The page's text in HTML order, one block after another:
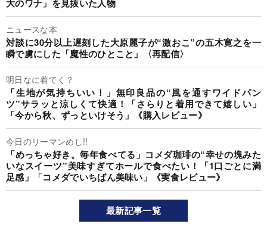
大のワナ」を見抜いた人物
ニュースな本
対談に30分以上遅刻した大原麗子が“激おこ”の五木寛之を一
瞬で虜にした「魔性のひとこと」〈再配信〉
明日なに着てく？
「生地が気持ちいい！」無印良品の“風を通すワイドパン
ツ”サラッと涼しくて快適！「さらりと着用できて嬉しい」
「今から秋、ずっといけそう」《購入レビュー》
今日のリーマンめし!!
「めっちゃ好き。毎年食べてる」コメダ珈琲の“幸せの塊みた
いなスイーツ”美味すぎてホールで食べたい！「1口ごとに満
足感」「コメダでいちばん美味い」《実食レビュー》
最新記事一覧